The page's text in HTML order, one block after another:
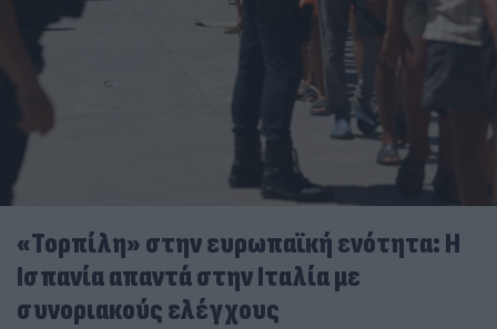
«Τορπίλη» στην ευρωπαϊκή ενότητα: Η
Ισπανία απαντά στην Ιταλία με
συνοριακούς ελέγχους